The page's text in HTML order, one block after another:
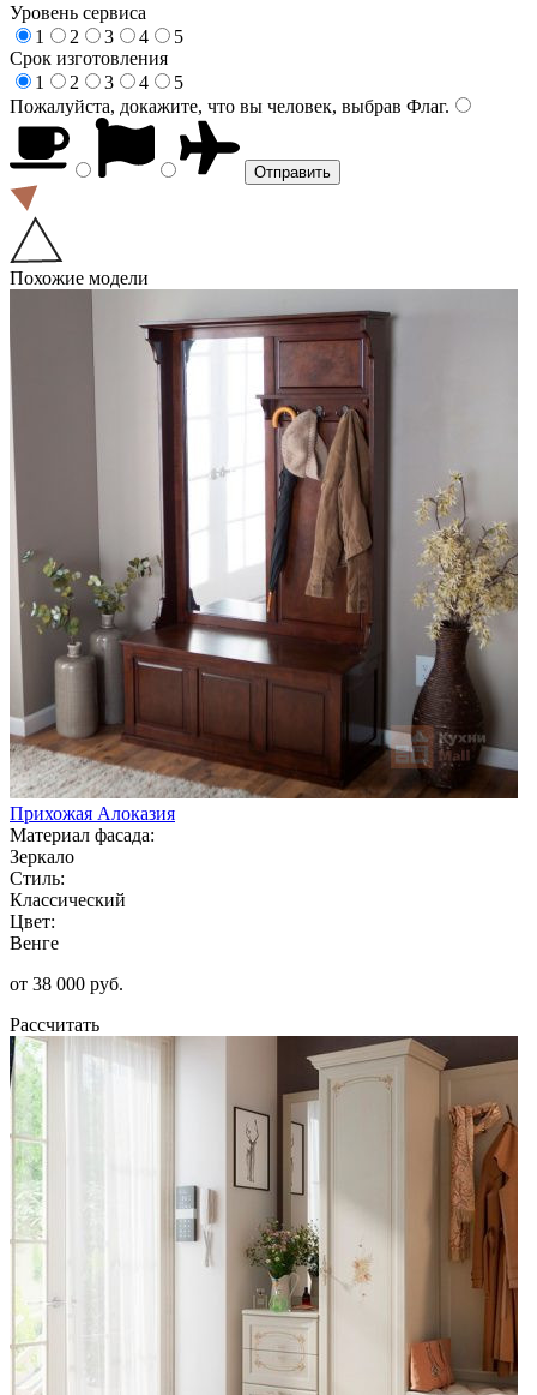
Уровень сервиса
1
2 3 4
5
Срок изготовления
1
2 3 4
5
Пожалуйста, докажите, что вы человек, выбрав Флаг.
Похожие модели
Прихожая Алоказия
Материал фасада:
Зеркало
Стиль:
Классический
Цвет:
Венге
от 38 000 руб.
Рассчитать